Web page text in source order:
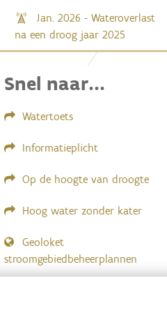
Jan. 2026 - Wateroverlast
na een droog jaar 2025
Snel naar...
Watertoets
Informatieplicht
Op de hoogte van droogte
Hoog water zonder kater
Geoloket
stroomgebiedbeheerplannen